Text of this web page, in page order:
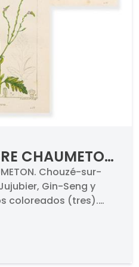
CHAUMETON
y Verveine
Chouzé-sur-
Jujubier, Gin-Seng y
coloreados (tres).
de la obra "Flore